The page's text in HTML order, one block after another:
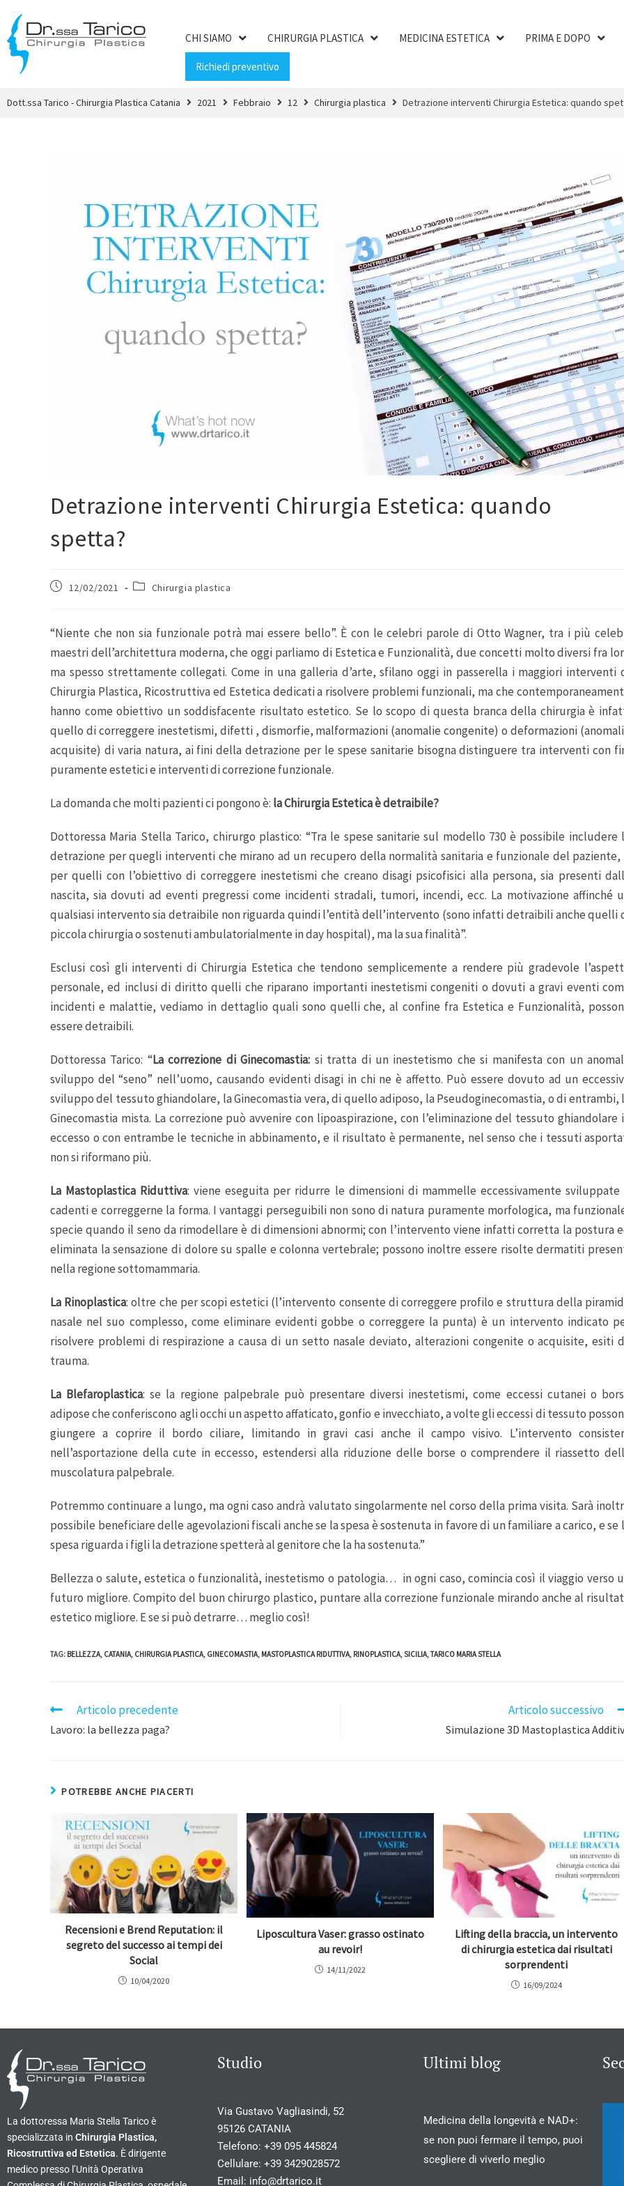
CHI SIAMO CHIRURGIA PLASTICA MEDICINA ESTETICA PRIMA E DOPO
Richiedi preventivo
Dott.ssa Tarico - Chirurgia Plastica Catania 2021 Febbraio 12 Chirurgia plastica Detrazione interventi Chirurgia Estetica: quando
Detrazione interventi Chirurgia Estetica: quando
spetta?
12/02/2021 Chirurgia plastica
“Niente che non sia funzionale potrà mai essere bello”. È con le celebri parole di Otto Wagner, tra i più
maestri dell’architettura moderna, che oggi parliamo di Estetica e Funzionalità, due concetti molto diversi fra
ma spesso strettamente collegati. Come in una galleria d’arte, sfilano oggi in passerella i maggiori interventi
Chirurgia Plastica, Ricostruttiva ed Estetica dedicati a risolvere problemi funzionali, ma che
hanno come obiettivo un soddisfacente risultato estetico. Se lo scopo di questa branca della chirurgia è
quello di correggere inestetismi, difetti , dismorfie, malformazioni (anomalie congenite) o deformazioni
acquisite) di varia natura, ai fini della detrazione per le spese sanitarie bisogna distinguere tra interventi con
puramente estetici e interventi di correzione funzionale.
La domanda che molti pazienti ci pongono è: la Chirurgia Estetica è detraibile?
Dottoressa Maria Stella Tarico, chirurgo plastico: “Tra le spese sanitarie sul modello 730 è possibile includere
detrazione per quegli interventi che mirano ad un recupero della normalità sanitaria e funzionale del paziente,
per quelli con l’obiettivo di correggere inestetismi che creano disagi psicofisici alla persona, sia presenti
nascita, sia dovuti ad eventi pregressi come incidenti stradali, tumori, incendi, ecc. La motivazione affinché
qualsiasi intervento sia detraibile non riguarda quindi l’entità dell’intervento (sono infatti detraibili anche quelli
piccola chirurgia o sostenuti ambulatorialmente in day hospital), ma la sua finalità”.
Esclusi così gli interventi di Chirurgia Estetica che tendono semplicemente a rendere più gradevole
personale, ed inclusi di diritto quelli che riparano importanti inestetismi congeniti o dovuti a gravi eventi
incidenti e malattie, vediamo in dettaglio quali sono quelli che, al confine fra Estetica e Funzionalità,
essere detraibili.
Dottoressa Tarico: “La correzione di Ginecomastia: si tratta di un inestetismo che si manifesta con un
sviluppo del “seno” nell’uomo, causando evidenti disagi in chi ne è affetto. Può essere dovuto ad un
sviluppo del tessuto ghiandolare, la Ginecomastia vera, di quello adiposo, la Pseudoginecomastia, o di entrambi,
Ginecomastia mista. La correzione può avvenire con lipoaspirazione, con l’eliminazione del tessuto ghiandolare
eccesso o con entrambe le tecniche in abbinamento, e il risultato è permanente, nel senso che i tessuti
non si riformano più.
La Mastoplastica Riduttiva: viene eseguita per ridurre le dimensioni di mammelle eccessivamente sviluppate
cadenti e correggerne la forma. I vantaggi perseguibili non sono di natura puramente morfologica, ma
specie quando il seno da rimodellare è di dimensioni abnormi; con l’intervento viene infatti corretta la postura
eliminata la sensazione di dolore su spalle e colonna vertebrale; possono inoltre essere risolte dermatiti
nella regione sottomammaria.
La Rinoplastica: oltre che per scopi estetici (l’intervento consente di correggere profilo e struttura della
nasale nel suo complesso, come eliminare evidenti gobbe o correggere la punta) è un intervento indicato
risolvere problemi di respirazione a causa di un setto nasale deviato, alterazioni congenite o acquisite, esiti
trauma.
La Blefaroplastica: se la regione palpebrale può presentare diversi inestetismi, come eccessi cutanei o
adipose che conferiscono agli occhi un aspetto affaticato, gonfio e invecchiato, a volte gli eccessi di tessuto
giungere a coprire il bordo ciliare, limitando in gravi casi anche il campo visivo. L’intervento
nell’asportazione della cute in eccesso, estendersi alla riduzione delle borse o comprendere il riassetto
muscolatura palpebrale.
Potremmo continuare a lungo, ma ogni caso andrà valutato singolarmente nel corso della prima visita. Sarà
possibile beneficiare delle agevolazioni fiscali anche se la spesa è sostenuta in favore di un familiare a carico, e se
spesa riguarda i figli la detrazione spetterà al genitore che la ha sostenuta.”
Bellezza o salute, estetica o funzionalità, inestetismo o patologia… in ogni caso, comincia così il viaggio verso
futuro migliore. Compito del buon chirurgo plastico, puntare alla correzione funzionale mirando anche al
estetico migliore. E se si può detrarre… meglio così!
TAG: BELLEZZA, CATANIA, CHIRURGIA PLASTICA, GINECOMASTIA, MASTOPLASTICA RIDUTTIVA, RINOPLASTICA, SICILIA, TARICO MARIA STELLA
Articolo precedente
Lavoro: la bellezza paga?
Articolo successivo
Simulazione 3D Mastoplastica
POTREBBE ANCHE PIACERTI
Recensioni e Brend Reputation: il
segreto del successo ai tempi dei
Social
10/04/2020
Liposcultura Vaser: grasso ostinato
au revoir!
14/11/2022
Lifting della braccia, un intervento
di chirurgia estetica dai risultati
sorprendenti
16/09/2024
La dottoressa Maria Stella Tarico è
specializzata in Chirurgia Plastica,
Ricostruttiva ed Estetica. È dirigente
medico presso l’Unità Operativa
Studio
Via Gustavo Vagliasindi, 52
95126 CATANIA
Telefono:+39 095 445824
Cellulare:+39 3429028572
Email: info@drtarico.it
Ultimi blog
Medicina della longevità e NAD+:
se non puoi fermare il tempo, puoi
scegliere di viverlo meglio